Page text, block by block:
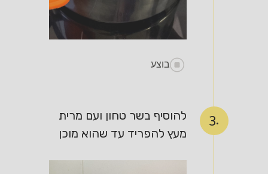
בוצע
3.
להוסיף בשר טחון ועם מרית
מעץ להפריד עד שהוא מוכן